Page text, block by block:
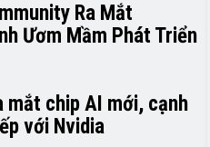
Ra Mắt
Ươm Mầm Phát Triển
chip AI mới, cạnh
với Nvidia